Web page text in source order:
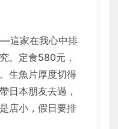
這家在我心中排
。定食580元，
生魚片厚度切得
日本朋友去過，
店小，假日要排